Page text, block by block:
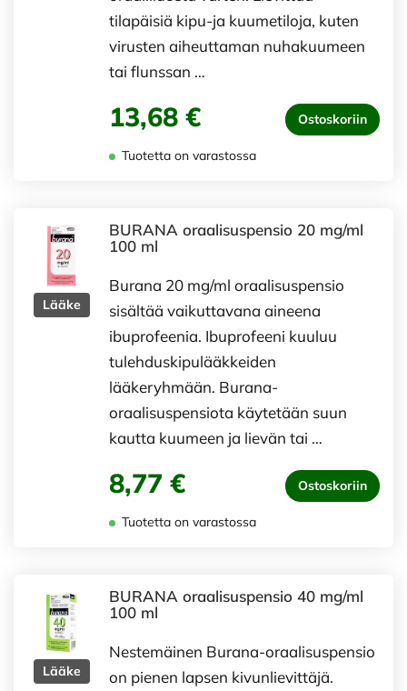
tilapäisiä kipu-ja kuumetiloja, kuten
virusten aiheuttaman nuhakuumeen
tai flunssan …
13,68 € Ostoskoriin
Tuotetta on varastossa
Lääke
BURANA oraalisuspensio 20 mg/ml
100 ml
Burana 20 mg/ml oraalisuspensio
sisältää vaikuttavana aineena
ibuprofeenia. Ibuprofeeni kuuluu
tulehduskipulääkkeiden
lääkeryhmään. Burana-
oraalisuspensiota käytetään suun
kautta kuumeen ja lievän tai …
8,77 € Ostoskoriin
Tuotetta on varastossa
Lääke
BURANA oraalisuspensio 40 mg/ml
100 ml
Nestemäinen Burana-oraalisuspensio
on pienen lapsen kivunlievittäjä.